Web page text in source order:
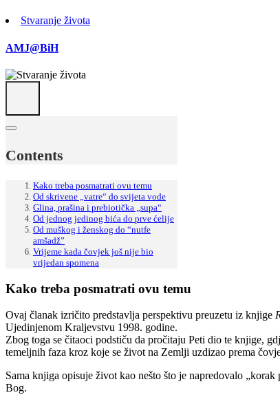
Stvaranje života
AMJ@BiH
Contents
Kako treba posmatrati ovu temu
Od skrivene „vatre“ do svijeta vode
Glina, prašina i prebiotička „supa“
Od jednog jedinog bića do prve ćelije
Od muškog i ženskog do “nutfe
amšadž”
Vrijeme kada čovjek još nije bio
vrijedan spomena
Kako treba posmatrati ovu temu
Ovaj članak izričito predstavlja perspektivu preuzetu iz knjige
Ujedinjenom Kraljevstvu 1998. godine.
Zbog toga se čitaoci podstiču da pročitaju Peti dio te knjige,
temeljnih faza kroz koje se život na Zemlji uzdizao prema
Sama knjiga opisuje život kao nešto što je napredovalo
Bog.